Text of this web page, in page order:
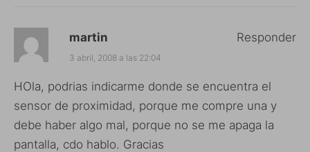
martin
3 abril, 2008 a las 22:04
HOla, podrias indicarme donde se encuentra el
sensor de proximidad, porque me compre una y
debe haber algo mal, porque no se me apaga la
pantalla, cdo hablo. Gracias
Responder